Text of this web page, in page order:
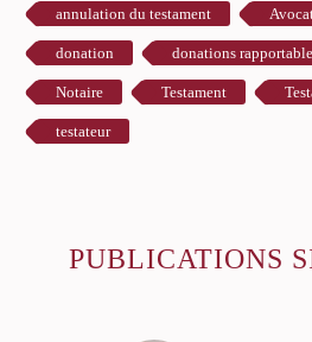
annulation du testament
donation donations
Notaire Testament
testateur
PUBLICATIONS